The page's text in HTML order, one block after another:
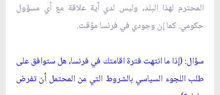
المحترم لهذا البلد، وليس لدي أية علاقة مع أي مسؤول
حكومي. كما إن وجودي في فرنسا مؤقت.
سؤال: (إذا ما انتهت فترة اقامتك في فرنسا، هل ستوافق على
طلب اللجوء السياسي بالشروط التي من المحتمل أن تفرض